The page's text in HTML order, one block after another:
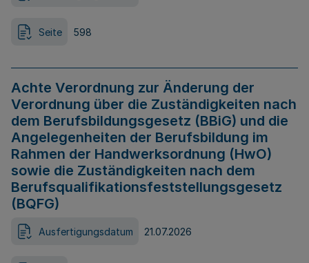
Seite 598
Achte Verordnung zur Änderung der
Verordnung über die Zuständigkeiten nach
dem Berufsbildungsgesetz (BBiG) und die
Angelegenheiten der Berufsbildung im
Rahmen der Handwerksordnung (HwO)
sowie die Zuständigkeiten nach dem
Berufsqualifikationsfeststellungsgesetz
(BQFG)
Ausfertigungsdatum 21.07.2026